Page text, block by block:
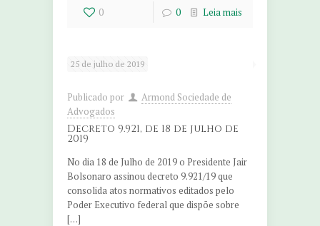
0 0 Leia mais
25 de julho de 2019
Publicado por
Armond Sociedade de
Advogados
Decreto 9.921, de 18 de julho de
2019
No dia 18 de Julho de 2019 o Presidente Jair
Bolsonaro assinou decreto 9.921/19 que
consolida atos normativos editados pelo
Poder Executivo federal que dispõe sobre
[…]